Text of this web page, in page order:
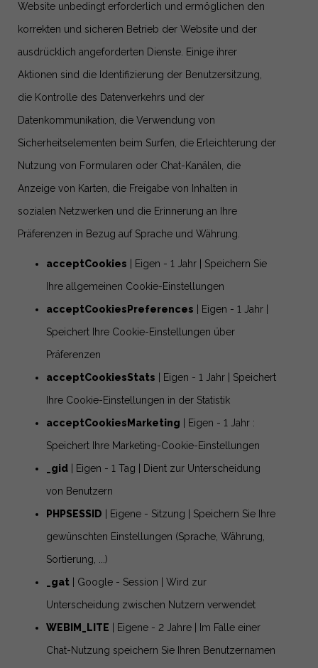
Website unbedingt erforderlich und ermöglichen den
korrekten und sicheren Betrieb der Website und der
ausdrücklich angeforderten Dienste. Einige ihrer
Aktionen sind die Identifizierung der Benutzersitzung,
die Kontrolle des Datenverkehrs und der
Datenkommunikation, die Verwendung von
Sicherheitselementen beim Surfen, die Erleichterung der
Nutzung von Formularen oder Chat-Kanälen, die
Anzeige von Karten, die Freigabe von Inhalten in
sozialen Netzwerken und die Erinnerung an Ihre
Präferenzen in Bezug auf Sprache und Währung.
acceptCookies | Eigen - 1 Jahr | Speichern Sie
Ihre allgemeinen Cookie-Einstellungen
acceptCookiesPreferences | Eigen - 1 Jahr |
Speichert Ihre Cookie-Einstellungen über
Präferenzen
acceptCookiesStats | Eigen - 1 Jahr | Speichert
Ihre Cookie-Einstellungen in der Statistik
acceptCookiesMarketing | Eigen - 1 Jahr :
Speichert Ihre Marketing-Cookie-Einstellungen
_gid | Eigen - 1 Tag | Dient zur Unterscheidung
von Benutzern
PHPSESSID | Eigene - Sitzung | Speichern Sie Ihre
gewünschten Einstellungen (Sprache, Währung,
Sortierung, ...)
_gat | Google - Session | Wird zur
Unterscheidung zwischen Nutzern verwendet
WEBIM_LITE | Eigene - 2 Jahre | Im Falle einer
Chat-Nutzung speichern Sie Ihren Benutzernamen